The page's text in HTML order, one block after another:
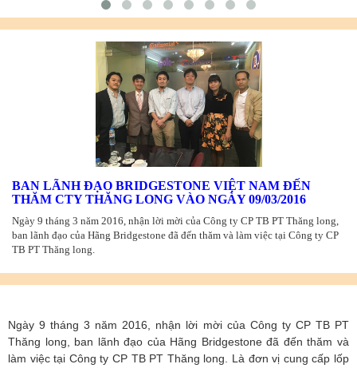
BAN LÃNH ĐẠO BRIDGESTONE VIỆT NAM ĐẾN
THĂM CTY THĂNG LONG VÀO NGÀY 09/03/2016
Ngày 9 tháng 3 năm 2016, nhận lời mời của Công ty CP TB PT Thăng long,
ban lãnh đạo của Hãng Bridgestone đã đến thăm và làm việc tại Công ty CP
TB PT Thăng long.
Ngày 9 tháng 3 năm 2016, nhận lời mời của Công ty CP TB PT
Thăng long, ban lãnh đạo của Hãng Bridgestone đã đến thăm và
làm việc tại Công ty CP TB PT Thăng long. Là đơn vị cung cấp lốp